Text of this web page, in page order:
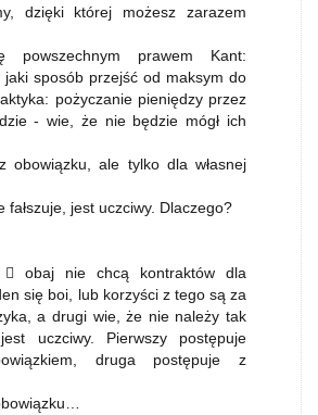
dzięki której możesz zarazem
powszechnym prawem Kant:
jaki sposób przejść od maksym do
pożyczanie pieniędzy przez
- wie, że nie będzie mógł ich
obowiązku, ale tylko dla własnej
fałszuje, jest uczciwy. Dlaczego?
 obaj nie chcą kontraktów dla
się boi, lub korzyści z tego są za
a drugi wie, że nie należy tak
uczciwy. Pierwszy postępuje
druga postępuje z